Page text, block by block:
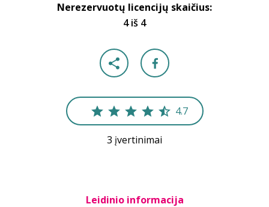
Nerezervuotų licencijų skaičius:
4 iš 4
4.7
3 įvertinimai
Leidinio informacija